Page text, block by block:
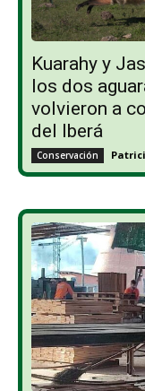
Kuarahy y
los dos
volvieron a
del Iberá
Conservación